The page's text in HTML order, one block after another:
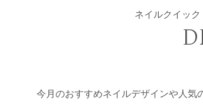
ネイルクイッ
今月のおすすめネイルデザインや人気